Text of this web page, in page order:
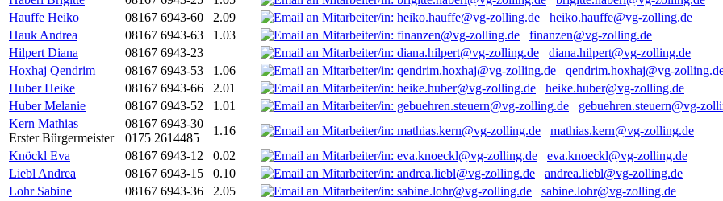
Hauffe Heiko
08167 6943-60 2.09
heiko.hauffe@vg-zolling.de
Hauk Andrea
08167 6943-63 1.03
finanzen@vg-zolling.de
Hilpert Diana
08167 6943-23
diana.hilpert@vg-zolling.de
Hoxhaj Qendrim
08167 6943-53 1.06
qendrim.hoxhaj@vg-
Huber Heike
08167 6943-66 2.01
heike.huber@vg-zolling.de
Huber Melanie
08167 6943-52 1.01
gebuehren.steuern@vg-
Kern Mathias
Erster Bürgermeister
08167 6943-30
0175 2614485
1.16
mathias.kern@vg-zolling.de
Knöckl Eva
08167 6943-12 0.02
eva.knoeckl@vg-zolling.de
Liebl Andrea
08167 6943-15 0.10
andrea.liebl@vg-zolling.de
Lohr Sabine
08167 6943-36 2.05
sabine.lohr@vg-zolling.de